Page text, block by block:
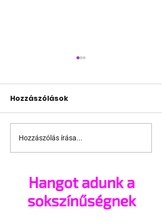
Pécs és Pride: egy
ingoványos
Hozzászólások
Hozzászólás írása...
Hangot adunk a
sokszínűségnek